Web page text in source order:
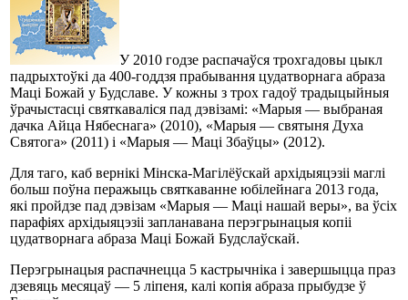
У 2010 годзе распачаўся трохгадовы цыкл
падрыхтоўкі да 400-годдзя прабывання цудатворнага абраза
Маці Божай у Будславе. У кожны з трох гадоў традыцыйныя
ўрачыстасці святкаваліся пад дэвізамі: «Марыя — выбраная
дачка Айца Нябеснага» (2010), «Марыя — святыня Духа
Святога» (2011) і «Марыя — Маці Збаўцы» (2012).
Для таго, каб вернікі Мінска-Магілёўскай архідыяцэзіі маглі
больш поўна перажыць святкаванне юбілейнага 2013 года,
які пройдзе пад дэвізам «Марыя — Маці нашай веры», ва ўсіх
парафіях архідыяцэзіі запланавана перэгрынацыя копіі
цудатворнага абраза Маці Божай Будслаўскай.
Перэгрынацыя распачнецца 5 кастрычніка і завершыцца праз
дзевяць месяцаў — 5 ліпеня, калі копія абраза прыбудзе ў